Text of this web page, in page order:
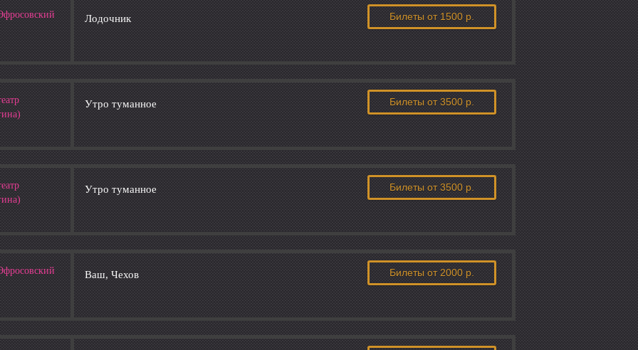
Лодочник Билеты от 1500 р.
Утро туманное Билеты от 3500 р.
Утро туманное Билеты от 3500 р.
Ваш, Чехов Билеты от 2000 р.